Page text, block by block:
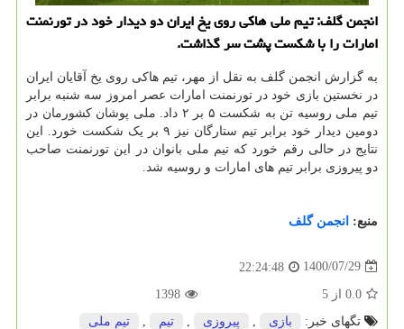
انجمن گلف: تیم ملی هاکی روی یخ ایران دو دیدار خود در تورنمنت
امارات را با شکست پشت سر گذاشت.
به گزارش انجمن گلف به نقل از مهر، تیم هاکی روی یخ آقایان ایران
در نخستین بازی خود در تورنمنت امارات عصر امروز سه شنبه برابر
تیم ملی روسیه تن به شکست ۵ بر ۲ داد. ملی پوشان کشورمان در
دومین دیدار خود برابر تیم ستارگان نیز ۹ بر یک شکست خورد. این
نتایج در حالی رقم خورد که تیم ملی بانوان در این تورنمنت صاحب
دو پیروزی برابر تیم های امارات و روسیه شد.
منبع: انجمن گلف
1400/07/29
22:24:48
0.0 از 5
1398
تگهای خبر:
بازی پیروزی تیم تیم ملی